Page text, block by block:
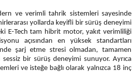
ve verimli tahrik sistemleri sayesinde
yollarda keyifli bir sürüş deneyimi
E-Tech tam hibrit motor, yakıt verimliliği
açısından en yüksek standartları
şarj etme stresi olmadan, tamamen
bir sürüş deneyimi sunuyor. Ayrıca
ve isteğe bağlı olarak yalnızca 18 inç